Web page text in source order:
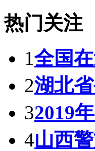
热门关注
1全国
2湖北
32019
4山西